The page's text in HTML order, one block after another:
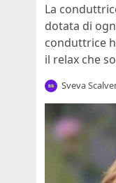
La
dotata di
conduttrice
il relax che
Sveva